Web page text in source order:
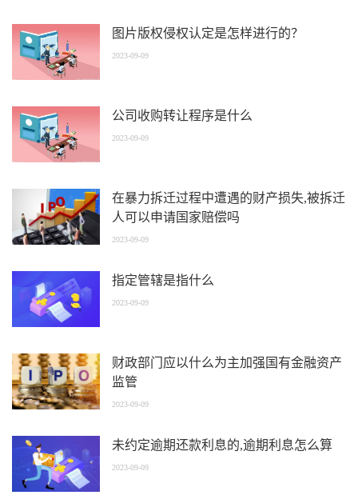
图片版权侵权认定是怎样进行的？
2023-09-09
公司收购转让程序是什么
2023-09-09
在暴力拆迁过程中遭遇的财产损失,被拆迁
人可以申请国家赔偿吗
2023-09-09
指定管辖是指什么
2023-09-09
财政部门应以什么为主加强国有金融资产
监管
2023-09-09
未约定逾期还款利息的,逾期利息怎么算
2023-09-09